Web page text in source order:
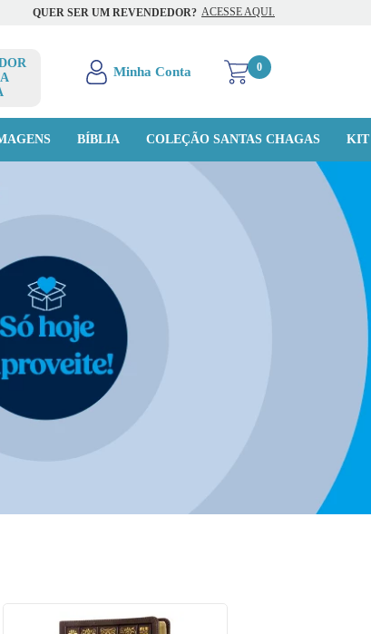
QUER SER UM REVENDEDOR? ACESSE AQUI.
0
BÍBLIA COLEÇÃO SANTAS CHAGAS KIT